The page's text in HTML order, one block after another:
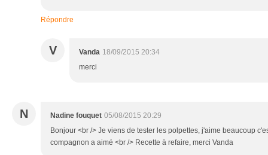
Répondre
V Vanda 18/09/2015 20:34
merci
N Nadine fouquet 05/08/2015 20:29
Bonjour <br /> Je viens de tester les polpettes, j'aime beaucoup
compagnon a aimé <br /> Recette à refaire, merci Vanda